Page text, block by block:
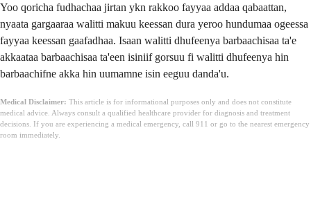
Yoo qoricha fudhachaa jirtan ykn rakkoo fayyaa addaa qabaattan,
nyaata gargaaraa walitti makuu keessan dura yeroo hundumaa ogeessa
fayyaa keessan gaafadhaa. Isaan walitti dhufeenya barbaachisaa ta'e
akkaataa barbaachisaa ta'een isiniif gorsuu fi walitti dhufeenya hin
barbaachifne akka hin uumamne isin eeguu danda'u.
Medical Disclaimer: This article is for informational purposes only and does not constitute
medical advice. Always consult a qualified healthcare provider for diagnosis and treatment
decisions. If you are experiencing a medical emergency, call 911 or go to the nearest emergency
room immediately.